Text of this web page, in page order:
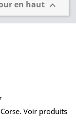
en haut 
Voir produits